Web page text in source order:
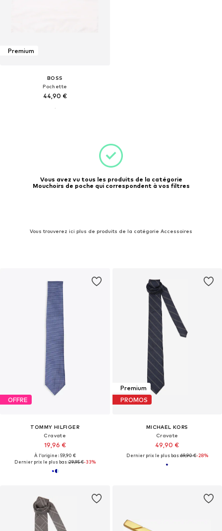
Premium
BOSS
Pochette
44,90 €
Vous avez vu tous les produits de la catégorie
Mouchoirs de poche qui correspondent à vos filtres
Vous trouverez ici plus de produits de la catégorie Accessoires
OFFRE
TOMMY HILFIGER
Cravate
19,96 €
À l'origine : 59,90 €
Dernier prix le plus bas :29,95 €-33%
Premium
PROMOS
MICHAEL KORS
Cravate
49,90 €
Dernier prix le plus bas :69,90 €-28%